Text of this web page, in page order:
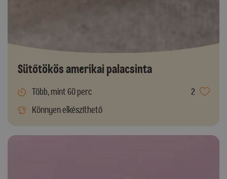
Sütőtökös amerikai palacsinta
Több, mint 60 perc
2
Könnyen elkészíthető